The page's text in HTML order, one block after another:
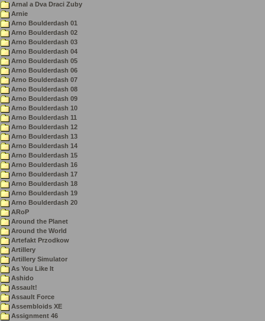
Arnal a Dva Draci Zuby
Arnie
Arno Boulderdash 01
Arno Boulderdash 02
Arno Boulderdash 03
Arno Boulderdash 04
Arno Boulderdash 05
Arno Boulderdash 06
Arno Boulderdash 07
Arno Boulderdash 08
Arno Boulderdash 09
Arno Boulderdash 10
Arno Boulderdash 11
Arno Boulderdash 12
Arno Boulderdash 13
Arno Boulderdash 14
Arno Boulderdash 15
Arno Boulderdash 16
Arno Boulderdash 17
Arno Boulderdash 18
Arno Boulderdash 19
Arno Boulderdash 20
ARoP
Around the Planet
Around the World
Artefakt Przodkow
Artillery
Artillery Simulator
As You Like It
Ashido
Assault!
Assault Force
Assembloids XE
Assignment 46